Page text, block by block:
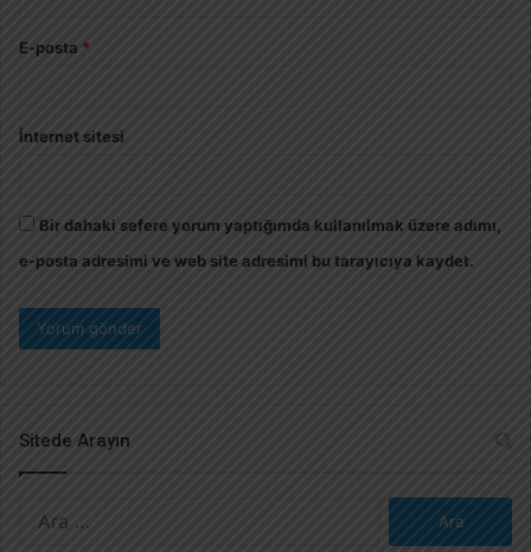
E-posta *
İnternet sitesi
Bir dahaki sefere yorum yaptığımda kullanılmak üzere adımı,
e-posta adresimi ve web site adresimi bu tarayıcıya kaydet.
Sitede Arayın